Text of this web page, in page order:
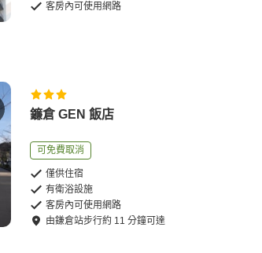
客房內可使用網路
鐮倉 GEN 飯店
可免費取消
僅供住宿
有衛浴設施
客房內可使用網路
由鎌倉站步行約 11 分鐘可達